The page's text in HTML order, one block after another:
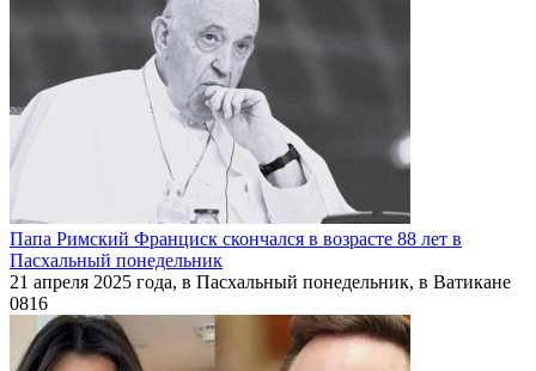
Папа Римский Франциск скончался в возрасте 88 лет в
Пасхальный понедельник
21 апреля 2025 года, в Пасхальный понедельник, в Ватикане
0816